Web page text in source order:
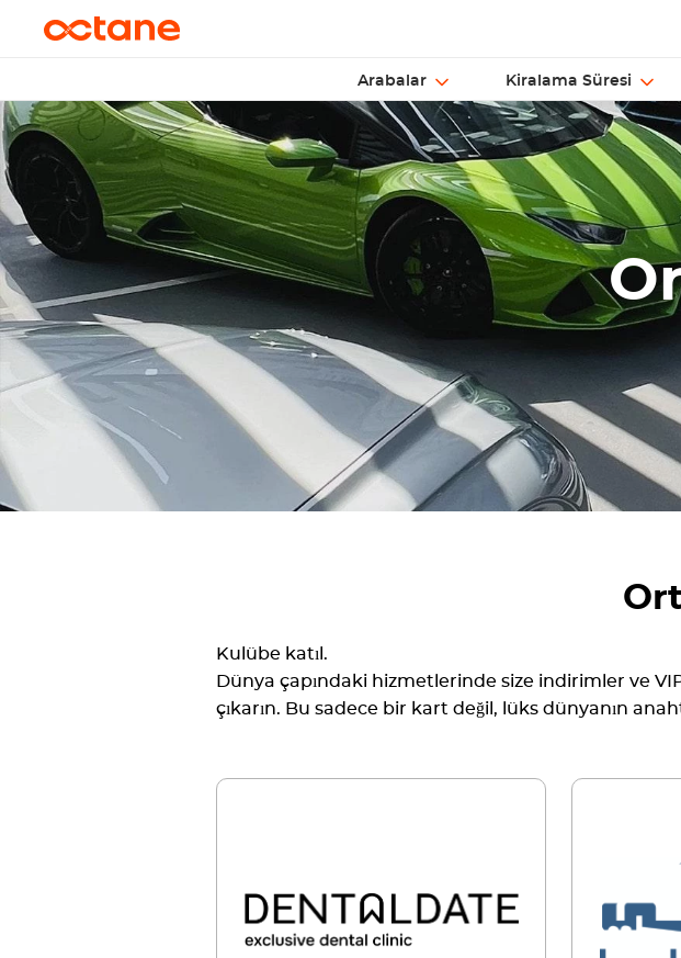
Arabalar Kiralama Süresi
Kulübe katıl.
Dünya çapındaki hizmetlerinde size indirimler ve
çıkarın. Bu sadece bir kart değil, lüks dünyanın